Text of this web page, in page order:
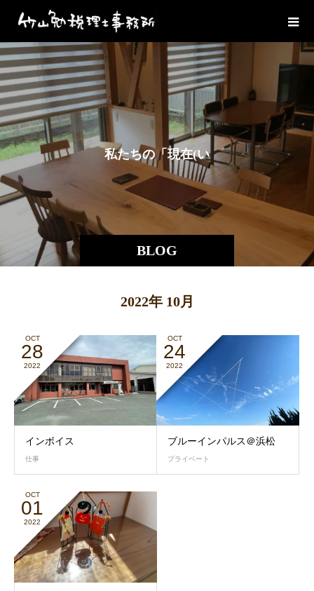
BLOG
私たちの「 現在(いま )
2022年 10月
OCT
28
2022
インボイス
仕事
OCT
24
2022
ブルーインパルス＠浜松
プライベート
OCT
01
2022